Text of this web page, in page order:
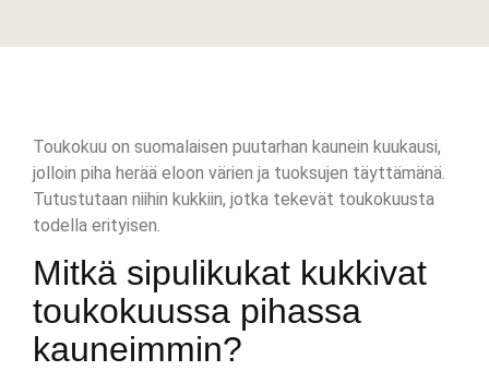
Toukokuu on suomalaisen puutarhan kaunein kuukausi,
jolloin piha herää eloon värien ja tuoksujen täyttämänä.
Tutustutaan niihin kukkiin, jotka tekevät toukokuusta
todella erityisen.
Mitkä sipulikukat kukkivat
toukokuussa pihassa
kauneimmin?